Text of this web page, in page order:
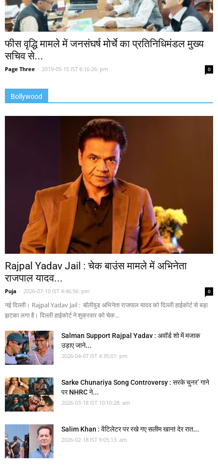
फीस वृद्धि मामले में जनसंघर्ष मोर्चे का प्रतिनिधिमंडल मुख्य
सचिव से...
Page Three - 2019-05-15 IST 6:16:26: pm 0
Bollywood
Rajpal Yadav Jail : चेक बाउंस मामले में अभिनेता
राजपाल यादव...
Puja - 2026-07-10 IST 4:46:56: pm 0
नई दिल्ली। Rajpal Yadav Jail : बॉलीवुड अभिनेता राजपाल यादव को दिल्ली हाईकोर्ट से बड़ा
झटका लगा है। दिल्ली हाईकोर्ट ने शुक्रवार को चेक...
Salman Support Rajpal Yadav : अवॉर्ड शो में मजाक
उड़ाए जाने...
2026-04-07 IST 4:35:01: pm
Sarke Chunariya Song Controversy : सरके चुनर’ गाने
पर NHRC ने...
2026-03-18 IST 10:10:28: am
Salim Khan : वेंटिलेटर पर रखे गए सलीम खान! देर रात...
2026-02-18 IST 9:05:13: am